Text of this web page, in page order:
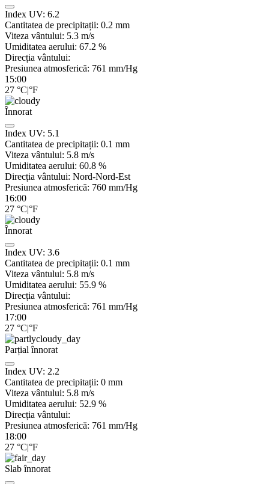
Index UV: 6.2
Cantitatea de precipitații: 0.2 mm
Viteza vântului: 5.3 m/s
Umiditatea aerului: 67.2 %
Direcția vântului:
Presiunea atmosferică: 761 mm/Hg
15:00
27 °C|°F
Înnorat
Index UV: 5.1
Cantitatea de precipitații: 0.1 mm
Viteza vântului: 5.8 m/s
Umiditatea aerului: 60.8 %
Direcția vântului: Nord-Nord-Est
Presiunea atmosferică: 760 mm/Hg
16:00
27 °C|°F
Înnorat
Index UV: 3.6
Cantitatea de precipitații: 0.1 mm
Viteza vântului: 5.8 m/s
Umiditatea aerului: 55.9 %
Direcția vântului:
Presiunea atmosferică: 761 mm/Hg
17:00
27 °C|°F
Parțial înnorat
Index UV: 2.2
Cantitatea de precipitații: 0 mm
Viteza vântului: 5.8 m/s
Umiditatea aerului: 52.9 %
Direcția vântului:
Presiunea atmosferică: 761 mm/Hg
18:00
27 °C|°F
Slab înnorat